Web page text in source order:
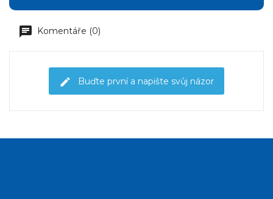
Komentáře (0)
Buďte první a napište svůj názor